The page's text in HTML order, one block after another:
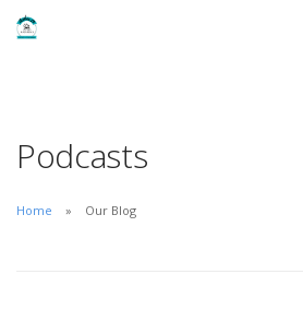
Podcasts
Home Our Blog